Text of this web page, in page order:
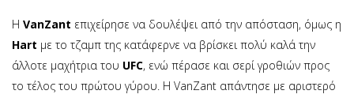
Η VanZant επιχείρησε να δουλέψει από την απόσταση, όμως η
Hart με το τζαμπ της κατάφερνε να βρίσκει πολύ καλά την
άλλοτε μαχήτρια του UFC, ενώ πέρασε και σερί γροθιών προς
το τέλος του πρώτου γύρου. Η VanZant απάντησε με αριστερό